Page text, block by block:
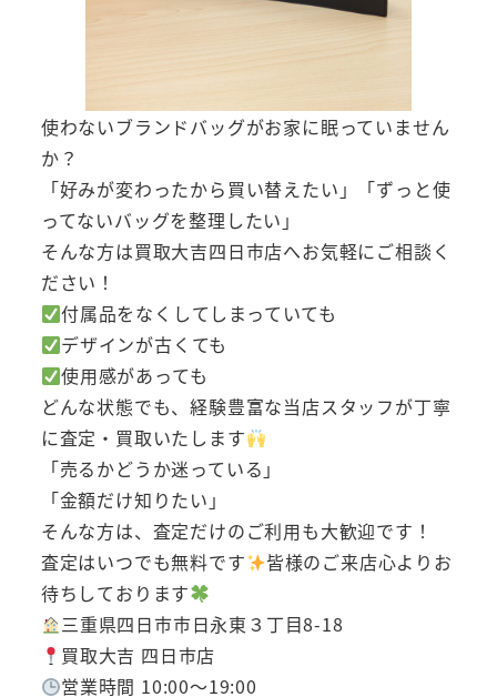
使わないブランドバッグがお家に眠っていません
か？
「好みが変わったから買い替えたい」「ずっと使
ってないバッグを整理したい」
そんな方は買取大吉四日市店へお気軽にご相談く
ださい！
付属品をなくしてしまっていても
デザインが古くても
使用感があっても
どんな状態でも、経験豊富な当店スタッフが丁寧
に査定・買取いたします
「売るかどうか迷っている」
「金額だけ知りたい」
そんな方は、査定だけのご利用も大歓迎です！
査定はいつでも無料です
皆様のご来店心よりお
待ちしております
三重県四日市市日永東３丁目8-18
買取大吉 四日市店
営業時間 10:00～19:00